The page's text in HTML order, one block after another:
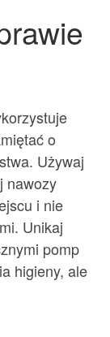
o
Używaj
nawozy
i nie
Unikaj
pomp
higieny, ale